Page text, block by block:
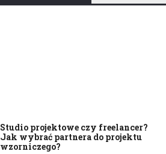
Studio projektowe czy freelancer?
Jak wybrać partnera do projektu
wzorniczego?